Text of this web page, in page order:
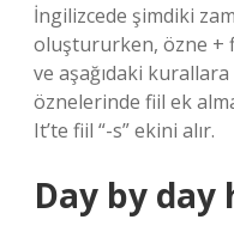
İngilizcede şimdiki
oluştururken, özne +
ve aşağıdaki
öznelerinde fiil ek
It’te fiil “-s” ekini alır.
Day by day